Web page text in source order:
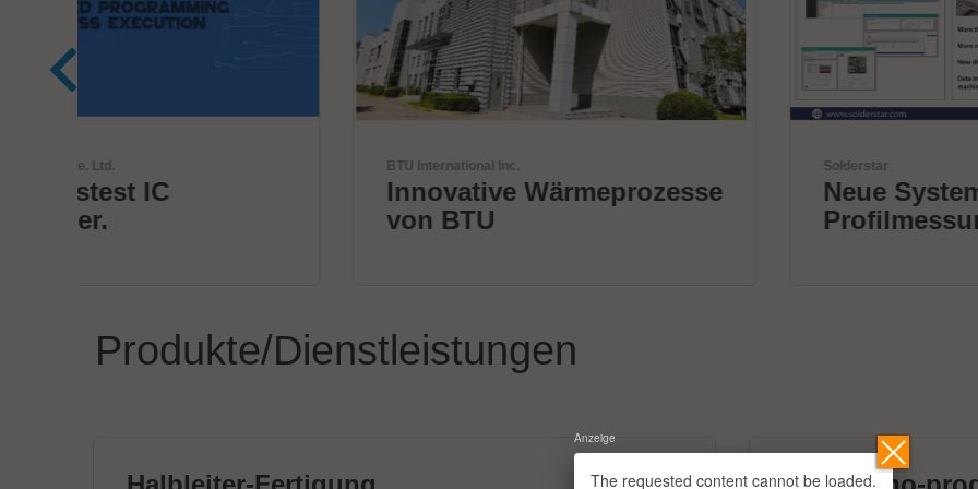
Innovative Wärmeprozesse
Neue Systeme zur
Produkte/Dienstleistungen
The requested content cannot be loaded.
Anzeige